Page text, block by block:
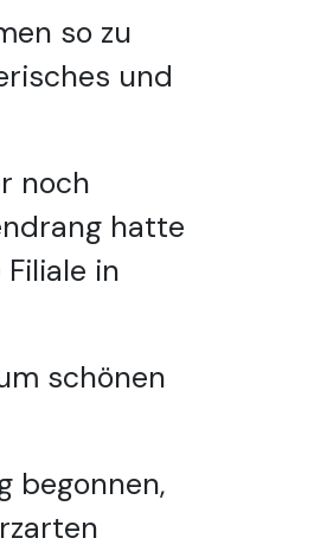
so zu
und
noch
hatte
in
schönen
begonnen,